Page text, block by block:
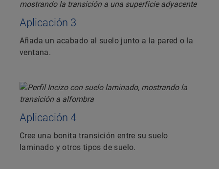
Aplicación 3
Añada un acabado al suelo junto a la pared o la
ventana.
Aplicación 4
Cree una bonita transición entre su suelo
laminado y otros tipos de suelo.